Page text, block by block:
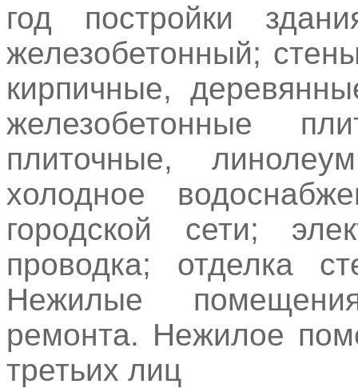
год постройки
железобетонный;
кирпичные,
железобетонные
плиточные,
холодное
городской сети;
проводка; отделка
Нежилые
ремонта. Нежилое
третьих лиц